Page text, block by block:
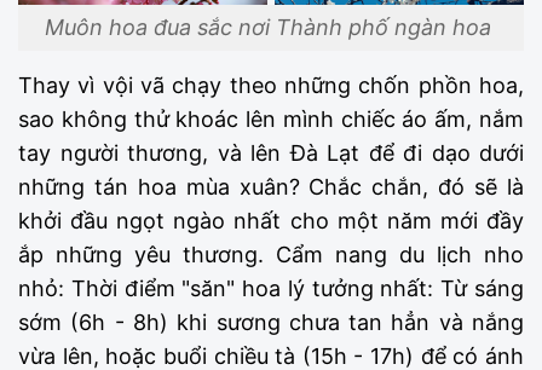
Muôn hoa đua sắc nơi Thành phố ngàn hoa
Thay vì vội vã chạy theo những chốn phồn hoa,
sao không thử khoác lên mình chiếc áo ấm, nắm
tay người thương, và lên Đà Lạt để đi dạo dưới
những tán hoa mùa xuân? Chắc chắn, đó sẽ là
khởi đầu ngọt ngào nhất cho một năm mới đầy
ắp những yêu thương. Cẩm nang du lịch nho
nhỏ: Thời điểm "săn" hoa lý tưởng nhất: Từ sáng
sớm (6h - 8h) khi sương chưa tan hẳn và nắng
vừa lên, hoặc buổi chiều tà (15h - 17h) để có ánh